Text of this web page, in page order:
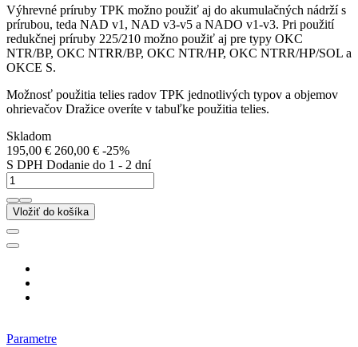
Výhrevné príruby TPK možno použiť aj do akumulačných nádrží s
prírubou, teda NAD v1, NAD v3-v5 a NADO v1-v3. Pri použití
redukčnej príruby 225/210 možno použiť aj pre typy OKC
NTR/BP, OKC NTRR/BP, OKC NTR/HP, OKC NTRR/HP/SOL a
OKCE S.
Možnosť použitia telies radov TPK jednotlivých typov a objemov
ohrievačov Dražice overíte v tabuľke použitia telies.
Skladom
195,00 € 260,00 € -25%
S DPH Dodanie do 1 - 2 dní
Vložiť do košíka
Parametre